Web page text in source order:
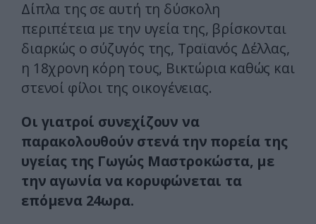
Δίπλα της σε αυτή τη δύσκολη
περιπέτεια με την υγεία της, βρίσκονται
διαρκώς ο σύζυγός της, Τραϊανός Δέλλας,
η 18χρονη κόρη τους, Βικτώρια καθώς και
στενοί φίλοι της οικογένειας.
Οι γιατροί συνεχίζουν να
παρακολουθούν στενά την πορεία της
υγείας της Γωγώς Μαστροκώστα, με
την αγωνία να κορυφώνεται τα
επόμενα 24ωρα.